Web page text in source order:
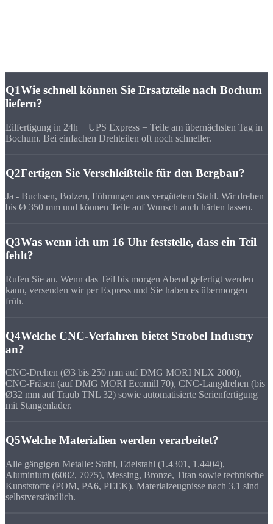
Q1Wie schnell können Sie Ersatzteile nach Bochum
liefern?
Eilfertigung in 24h + UPS Express = Teile am übernächsten Tag in
Bochum. Bei einfachen Drehteilen oft noch schneller.
Q2Fertigen Sie Verschleißteile für den Bergbau?
Ja - Buchsen, Bolzen, Führungen aus vergütetem Stahl. Wir drehen
bis Ø 350 mm und können Teile auf Wunsch auch härten lassen.
Q3Was wenn ich um 16 Uhr feststelle, dass ein Teil
fehlt?
Rufen Sie an. Wenn das Teil bis morgen Abend gefertigt werden
kann, versenden wir per Express und Sie haben es übermorgen
früh.
Q4Welche CNC-Verfahren bietet Strobel Industry
an?
CNC-Drehen (Ø3 bis 250 mm auf DMG MORI NLX 2000),
CNC-Fräsen (auf DMG MORI Ecomill 70), CNC-Langdrehen (bis
Ø32 mm auf Traub TNL 32) sowie automatisierte Serienfertigung
mit Stangenlader.
Q5Welche Materialien werden verarbeitet?
Alle gängigen Metalle: Stahl, Edelstahl (1.4301, 1.4404),
Aluminium (6082, 7075), Messing, Bronze, Titan sowie technische
Kunststoffe (POM, PA6, PEEK). Materialzeugnisse nach 3.1 sind
selbstverständlich.